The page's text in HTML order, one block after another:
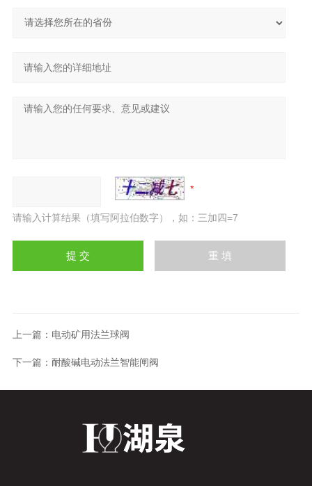
请输入计算结果（填写阿拉伯数字），如：三加四=7
上一篇： 电动矿用法兰球阀
下一篇： 耐酸碱电动法兰智能闸阀